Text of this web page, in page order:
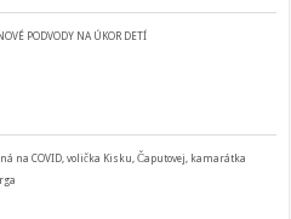
PODVODY NA ÚKOR DETÍ
na COVID, volička Kisku, Čaputovej, kamarátka